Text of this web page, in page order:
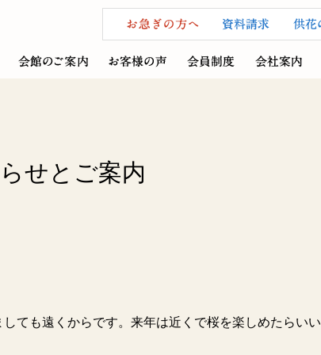
せとご案内
ても遠くからです。来年は近くで桜を楽しめたらいい